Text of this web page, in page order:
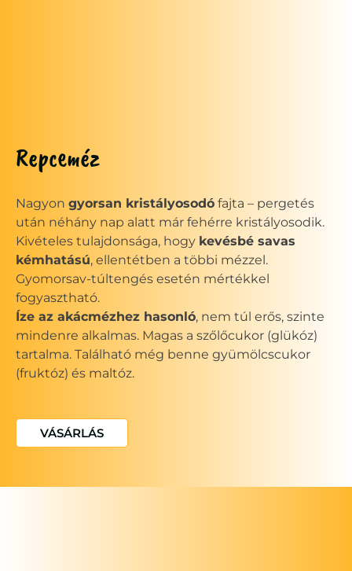
Repceméz
Nagyon gyorsan kristályosodó fajta – pergetés
után néhány nap alatt már fehérre kristályosodik.
Kivételes tulajdonsága, hogy kevésbé savas
kémhatású, ellentétben a többi mézzel.
Gyomorsav-túltengés esetén mértékkel
fogyasztható.
Íze az akácmézhez hasonló, nem túl erős, szinte
mindenre alkalmas. Magas a szőlőcukor (glükóz)
tartalma. Található még benne gyümölcscukor
(fruktóz) és maltóz.
VÁSÁRLÁS